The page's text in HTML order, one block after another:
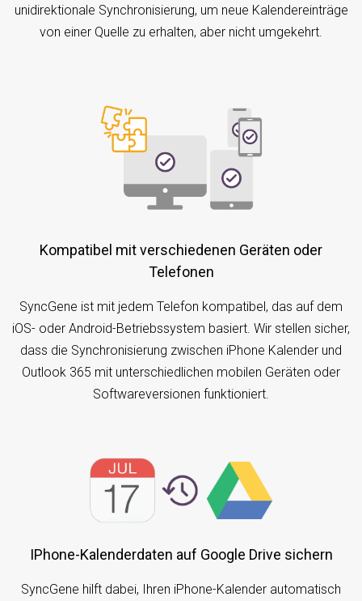
unidirektionale Synchronisierung, um neue Kalendereinträge
von einer Quelle zu erhalten, aber nicht umgekehrt.
Kompatibel mit verschiedenen Geräten oder
Telefonen
SyncGene ist mit jedem Telefon kompatibel, das auf dem
iOS- oder Android-Betriebssystem basiert. Wir stellen sicher,
dass die Synchronisierung zwischen iPhone Kalender und
Outlook 365 mit unterschiedlichen mobilen Geräten oder
Softwareversionen funktioniert.
iPhone-Kalenderdaten auf Google Drive sichern
SyncGene hilft dabei, Ihren iPhone-Kalender automatisch